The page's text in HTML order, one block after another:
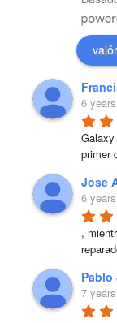
6
primer
Jose
6
,
7